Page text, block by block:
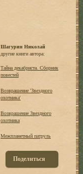
Шагурин Николай
другие книги автора:
Тайна декабриста. Сборник
повестей
Возврашение 'Звездного
охотника'
Возврашение Звездного
охотника
Межпланетный патруль
Поделиться